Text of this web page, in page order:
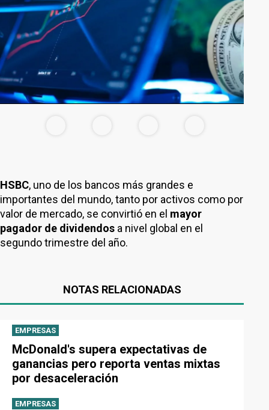
HSBC, uno de los bancos más grandes e
importantes del mundo, tanto por activos como por
valor de mercado, se convirtió en el mayor
pagador de dividendos a nivel global en el
segundo trimestre del año.
NOTAS RELACIONADAS
EMPRESAS
McDonald's supera expectativas de
ganancias pero reporta ventas mixtas
por desaceleración
EMPRESAS